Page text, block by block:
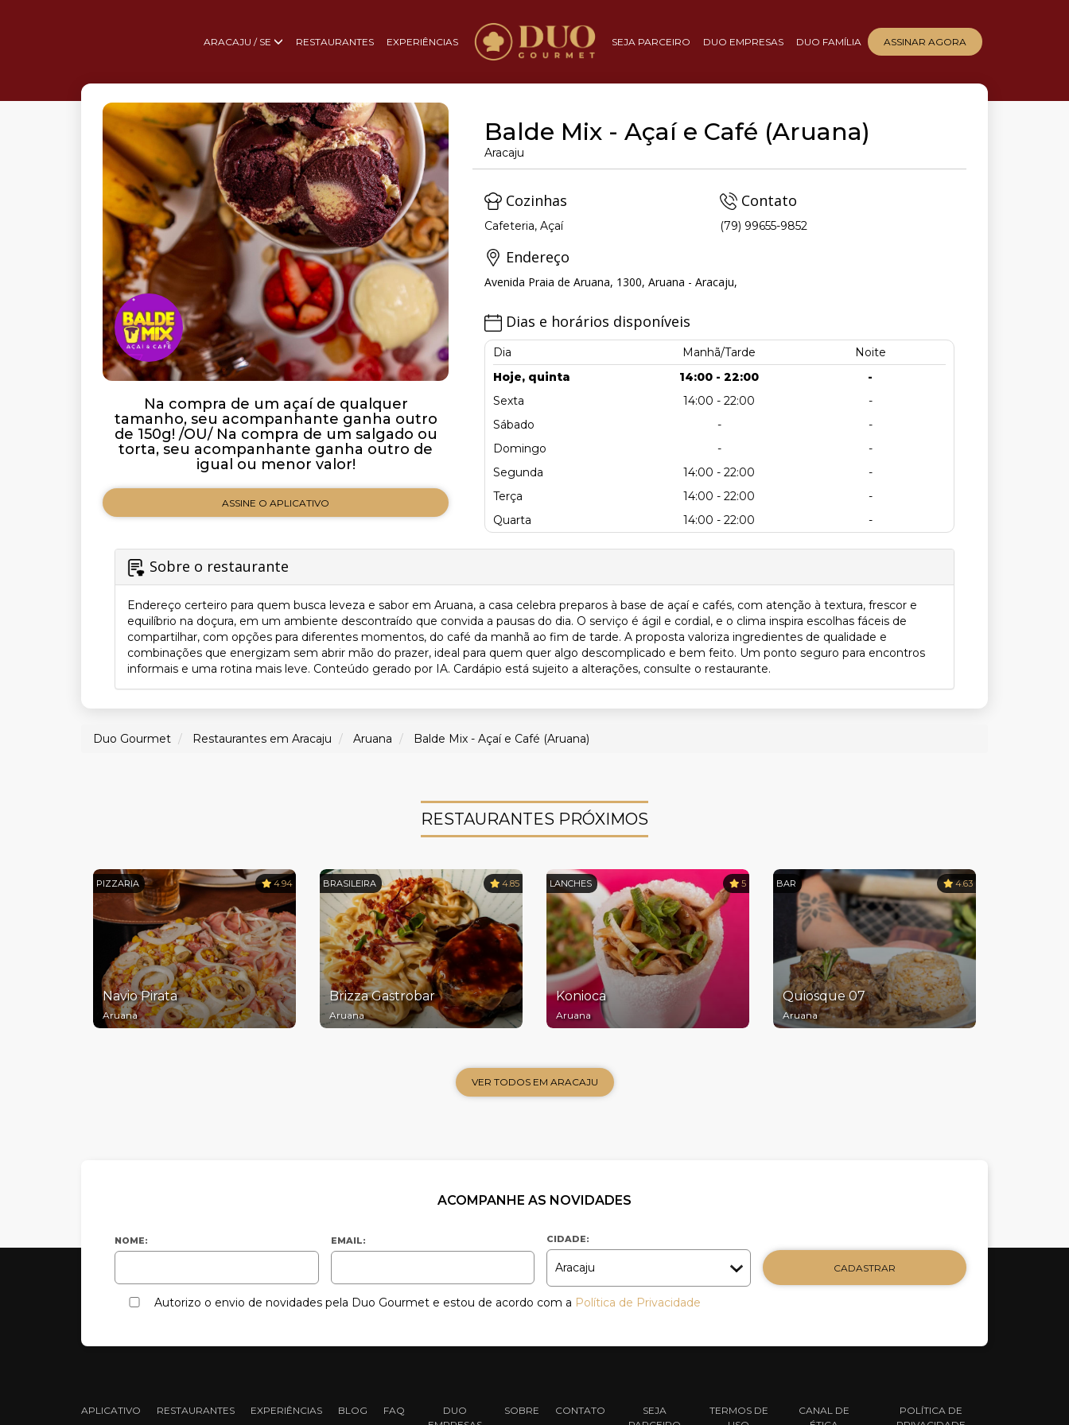
ARACAJU / SE RESTAURANTES EXPERIÊNCIAS SEJA PARCEIRO DUO EMPRESAS DUO FAMÍLIA ASSINAR AGORA
Na compra de um açaí de qualquer
tamanho, seu acompanhante ganha outro
de 150g! /OU/ Na compra de um salgado ou
torta, seu acompanhante ganha outro de
igual ou menor valor!
ASSINE O APLICATIVO
Balde Mix - Açaí e Café (Aruana)
Aracaju
Cozinhas
Cafeteria, Açaí
Contato
(79) 99655-9852
Endereço
Avenida Praia de Aruana, 1300, Aruana - Aracaju,
Dias e horários disponíveis
Dia Manhã/Tarde
Noite
Hoje, quinta
14:00 - 22:00
-
Sexta
14:00 - 22:00
-
Sábado
-
-
Domingo
-
-
Segunda
14:00 - 22:00
-
Terça
14:00 - 22:00
-
Quarta
14:00 - 22:00 -
Sobre o restaurante
Endereço certeiro para quem busca leveza e sabor em Aruana, a casa celebra preparos à base de açaí e cafés, com atenção à textura, frescor e
equilíbrio na doçura, em um ambiente descontraído que convida a pausas do dia. O serviço é ágil e cordial, e o clima inspira escolhas fáceis de
compartilhar, com opções para diferentes momentos, do café da manhã ao fim de tarde. A proposta valoriza ingredientes de qualidade e
combinações que energizam sem abrir mão do prazer, ideal para quem quer algo descomplicado e bem feito. Um ponto seguro para encontros
informais e uma rotina mais leve. Conteúdo gerado por IA. Cardápio está sujeito a alterações, consulte o restaurante.
Duo Gourmet Restaurantes em Aracaju Aruana Balde Mix - Açaí e Café (Aruana)
RESTAURANTES PRÓXIMOS
PIZZARIA 4.94
Navio Pirata
Aruana
BRASILEIRA 4.85
Brizza Gastrobar
Aruana
LANCHES 5
Konioca
Aruana
BAR 4.63
Quiosque 07
Aruana
VER TODOS EM ARACAJU
ACOMPANHE AS NOVIDADES
NOME: EMAIL: CIDADE:
CADASTRAR
Autorizo o envio de novidades pela Duo Gourmet e estou de acordo com a Política de Privacidade
APLICATIVO RESTAURANTES EXPERIÊNCIAS BLOG FAQ DUO SOBRE CONTATO SEJA TERMOS DE CANAL DE POLÍTICA DE